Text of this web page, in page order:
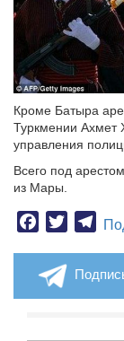
Кроме Батыра
Туркмении Ахмет
управления
Всего под
из Мары.
Facebook
Twitter